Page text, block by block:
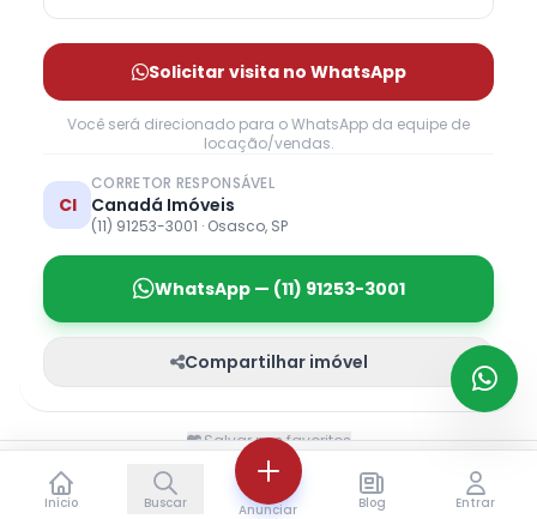
Solicitar visita no WhatsApp
Você será direcionado para o WhatsApp da equipe de
locação/vendas.
CI
CORRETOR RESPONSÁVEL
Canadá Imóveis
(11) 91253-3001 · Osasco, SP
WhatsApp — (11) 91253-3001
Compartilhar imóvel
Salvar nos favoritos
📅 Agendar Visita 🔒 Reservar
Início Buscar Anunciar Blog Entrar